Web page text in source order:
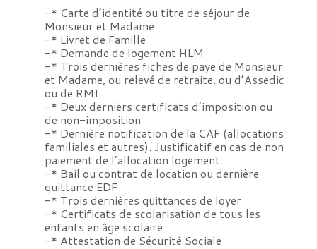
-* Carte d’identité ou titre de séjour de
Monsieur et Madame
-* Livret de Famille
-* Demande de logement HLM
-* Trois dernières fiches de paye de Monsieur
et Madame, ou relevé de retraite, ou d’Assedic
ou de RMI
-* Deux derniers certificats d’imposition ou
de non-imposition
-* Dernière notification de la CAF (allocations
familiales et autres). Justificatif en cas de non
paiement de l’allocation logement.
-* Bail ou contrat de location ou dernière
quittance EDF
-* Trois dernières quittances de loyer
-* Certificats de scolarisation de tous les
enfants en âge scolaire
-* Attestation de Sécurité Sociale